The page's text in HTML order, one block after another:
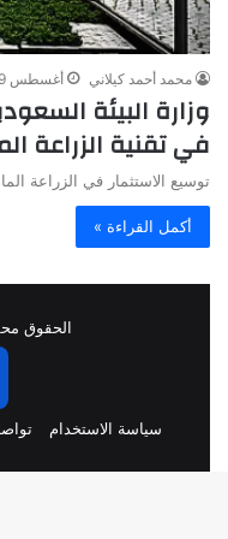
محمد أحمد كيلاني أغسطس 29, 2024
وزارة البيئة
في تقنية الزراعة
توسيع الاستثمار في الزراعة
أكمل القراءة »
الحقوق
سياسة الاستخدام